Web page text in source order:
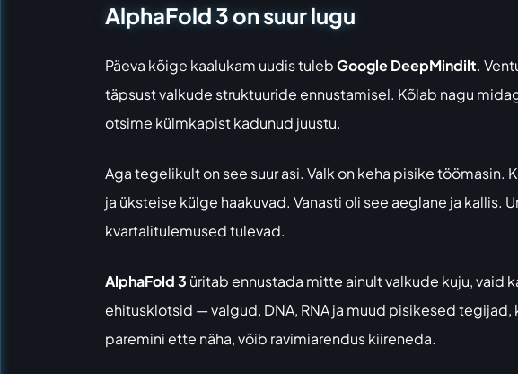
AlphaFold 3 on suur lugu
Päeva kõige kaalukam uudis tulebGoogle DeepMindilt.
täpsust valkude struktuuride ennustamisel. Kõlab nagu
otsime külmkapist kadunud juustu.
Aga tegelikult on see suur asi. Valk on keha pisike
ja üksteise külge haakuvad. Vanasti oli see aeglane ja
kvartalitulemused tulevad.
AlphaFold 3 üritab ennustada mitte ainult valkude kuju, vaid
ehitusklotsid — valgud, DNA, RNA ja muud pisikesed
paremini ette näha, võib ravimiarendus kiireneda.